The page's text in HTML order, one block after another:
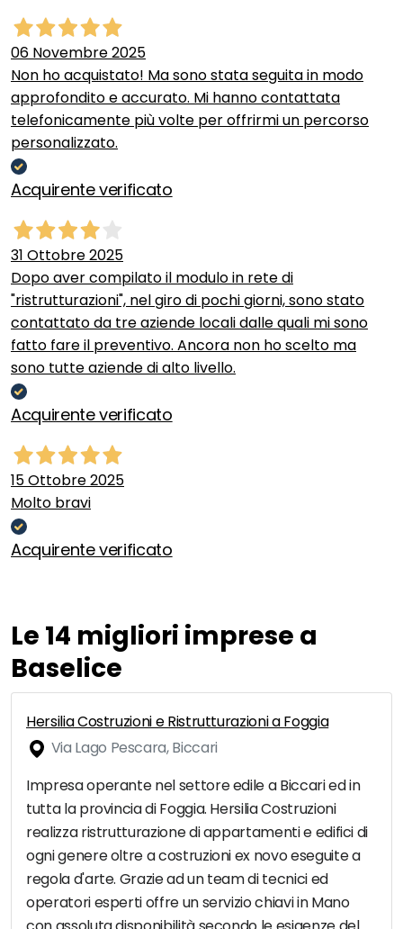
06 Novembre 2025
Non ho acquistato! Ma sono stata seguita in modo
approfondito e accurato. Mi hanno contattata
telefonicamente più volte per offrirmi un percorso
personalizzato.
Acquirente verificato
31 Ottobre 2025
Dopo aver compilato il modulo in rete di
"ristrutturazioni", nel giro di pochi giorni, sono stato
contattato da tre aziende locali dalle quali mi sono
fatto fare il preventivo. Ancora non ho scelto ma
sono tutte aziende di alto livello.
Acquirente verificato
15 Ottobre 2025
Molto bravi
Acquirente verificato
Le 14 migliori imprese a
Baselice
Hersilia Costruzioni e Ristrutturazioni a Foggia
Via Lago Pescara, Biccari
Impresa operante nel settore edile a Biccari ed in
tutta la provincia di Foggia. Hersilia Costruzioni
realizza ristrutturazione di appartamenti e edifici di
ogni genere oltre a costruzioni ex novo eseguite a
regola d'arte. Grazie ad un team di tecnici ed
operatori esperti offre un servizio chiavi in Mano